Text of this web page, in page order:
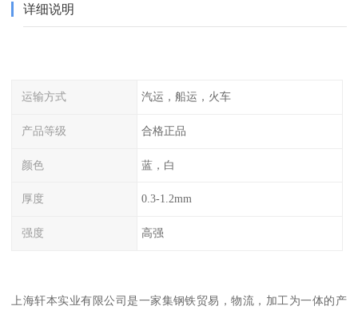
详细说明
运输方式 汽运，船运，火车
产品等级 合格正品
颜色 蓝，白
厚度 0.3-1.2mm
强度 高强
上海轩本实业有限公司是一家集钢铁贸易，物流，加工为一体的产